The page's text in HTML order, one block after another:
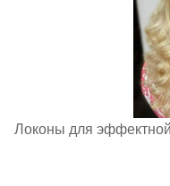
Локоны для